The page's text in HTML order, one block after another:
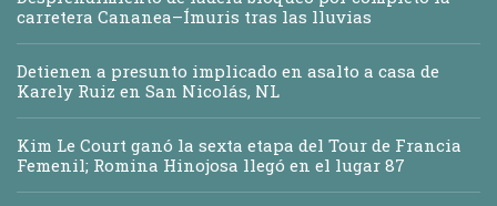
carretera Cananea–Ímuris tras las lluvias
Detienen a presunto implicado en asalto a casa de
Karely Ruiz en San Nicolás, NL
Kim Le Court ganó la sexta etapa del Tour de Francia
Femenil; Romina Hinojosa llegó en el lugar 87